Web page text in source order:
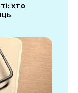
хто